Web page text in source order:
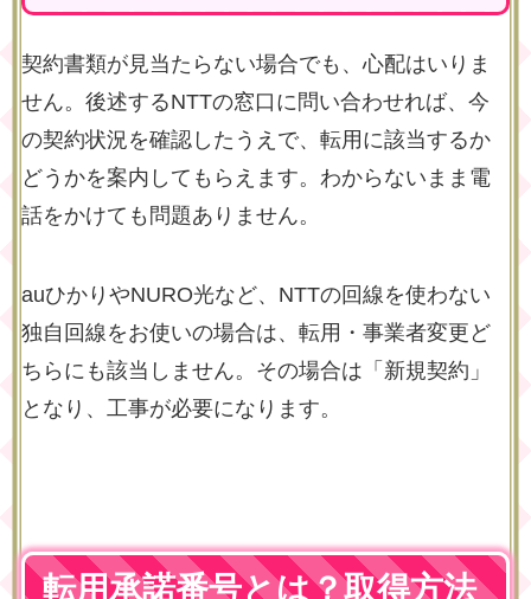
契約書類が見当たらない場合でも、心配はいりま
せん。後述するNTTの窓口に問い合わせれば、今
の契約状況を確認したうえで、転用に該当するか
どうかを案内してもらえます。わからないまま電
話をかけても問題ありません。
auひかりやNURO光など、NTTの回線を使わない
独自回線をお使いの場合は、転用・事業者変更ど
ちらにも該当しません。その場合は「新規契約」
となり、工事が必要になります。
転用承諾番号とは？取得方法